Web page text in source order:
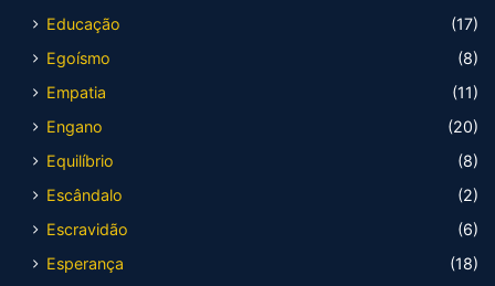
Educação
(17)
Egoísmo
(8)
Empatia
(11)
Engano
(20)
Equilíbrio
(8)
Escândalo
(2)
Escravidão
(6)
Esperança
(18)